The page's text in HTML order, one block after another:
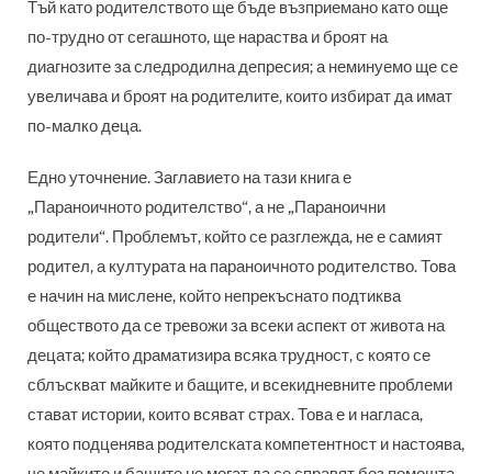
Тъй като родителството ще бъде възприемано като още
по-трудно от сегашното, ще нараства и броят на
диагнозите за следродилна депресия; а неминуемо ще се
увеличава и броят на родителите, които избират да имат
по-малко деца.
Едно уточнение. Заглавието на тази книга е
„Параноичното родителство“, а не „Параноични
родители“. Проблемът, който се разглежда, не е самият
родител, а културата на параноичното родителство. Това
е начин на мислене, който непрекъснато подтиква
обществото да се тревожи за всеки аспект от живота на
децата; който драматизира всяка трудност, с която се
сблъскват майките и бащите, и всекидневните проблеми
стават истории, които всяват страх. Това е и нагласа,
която подценява родителската компетентност и настоява,